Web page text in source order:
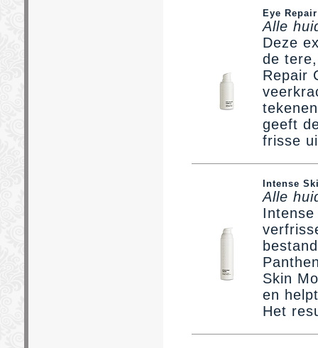
Eye
Alle
Deze
de
Repair
geeft
frisse
Intense
Alle
Skin
en
Het